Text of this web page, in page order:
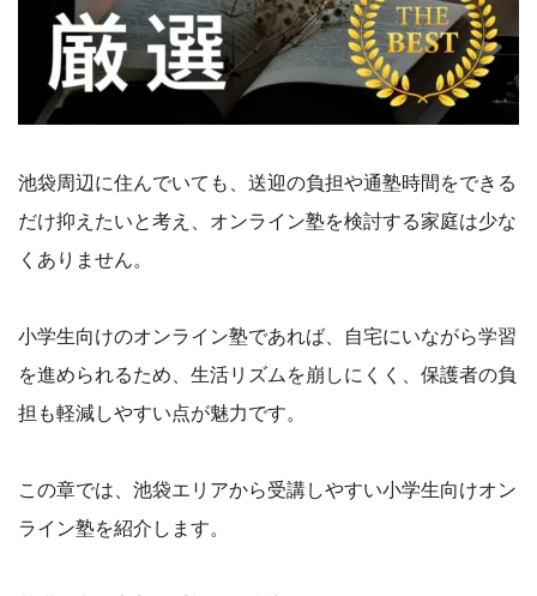
池袋周辺に住んでいても、送迎の負担や通塾時間をできる
だけ抑えたいと考え、オンライン塾を検討する家庭は少な
くありません。
小学生向けのオンライン塾であれば、自宅にいながら学習
を進められるため、生活リズムを崩しにくく、保護者の負
担も軽減しやすい点が魅力です。
この章では、池袋エリアから受講しやすい小学生向けオン
ライン塾を紹介します。